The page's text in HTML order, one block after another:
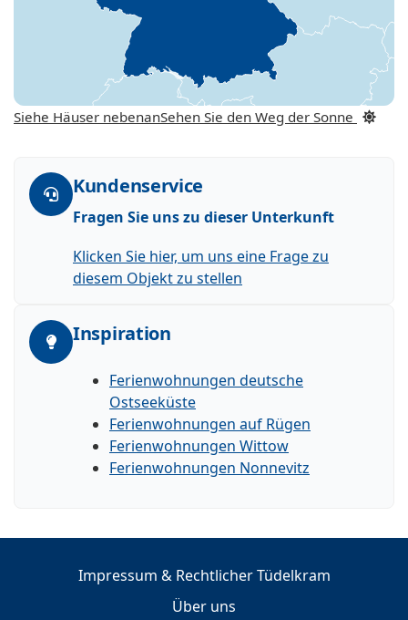
Siehe Häuser nebenanSehen Sie den Weg der Sonne
Kundenservice
Fragen Sie uns zu dieser Unterkunft
Klicken Sie hier, um uns eine Frage zu
diesem Objekt zu stellen
Inspiration
Ferienwohnungen deutsche
Ostseeküste
Ferienwohnungen auf Rügen
Ferienwohnungen Wittow
Ferienwohnungen Nonnevitz
Impressum & Rechtlicher Tüdelkram
Über uns